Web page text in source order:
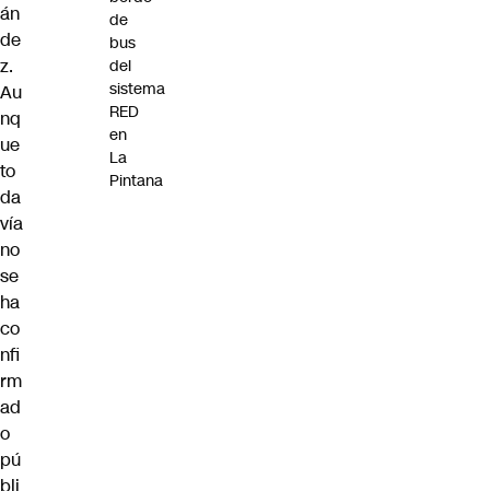
án
de
z.
Au
nq
ue
to
da
vía
no
se
ha
co
nfi
rm
ad
o
pú
bli
de
bus
del
sistema
RED
en
La
Pintana